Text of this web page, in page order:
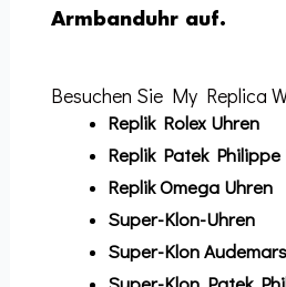
Armbanduhr auf.
Besuchen Sie My Replica
Replik Rolex Uhren
Replik Patek Philippe
Replik Omega Uhren
Super-Klon-Uhren
Super-Klon